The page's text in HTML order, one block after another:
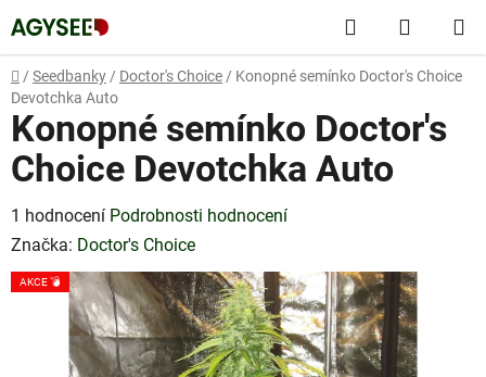
na
obsah
Hledat
KOŠÍK
Domů
/ Seedbanky / Doctor's Choice / Konopné semínko Doctor's Choice
Devotchka Auto
Konopné semínko Doctor's
Choice Devotchka Auto
Průměrné
hodnocení
produktu
1 hodnocení Podrobnosti hodnocení
Značka: Doctor's Choice
AKCE 💣